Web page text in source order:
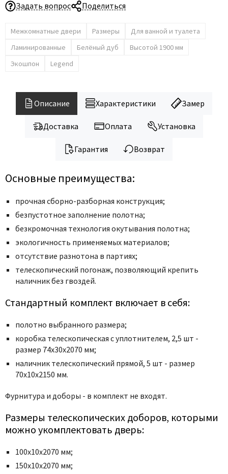
Задать вопрос
Поделиться
Межкомнатные двери Размеры
Для ванной и туалета
Ламинированные
Белёный дуб
Высотой 1900 мм
Экошпон
Legend
Описание Характеристики Замер
Доставка Оплата Установка
Гарантия Возврат
Основные преимущества:
прочная сборно-разборная конструкция;
безпустотное заполнение полотна;
безкромочная технология окутывания полотна;
экологичность применяемых материалов;
отсутствие разнотона в партиях;
телескопический погонаж, позволяющий крепить
наличник без гвоздей.
Стандартный комплект включает в себя:
полотно выбранного размера;
коробка телескопическая с уплотнителем, 2,5 шт -
размер 74x30x2070 мм;
наличник телескопический прямой, 5 шт - размер
70x10x2150 мм.
Фурнитура и доборы - в комплект не входят.
Размеры телескопических доборов, которыми
можно укомплектовать дверь:
100х10х2070 мм;
150х10х2070 мм;